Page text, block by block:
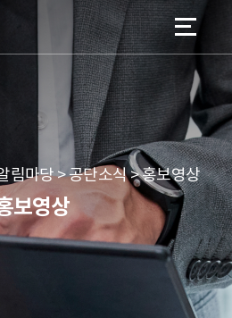
문 바로가기
뉴 바로가기
림마당 > 공단소식 > 홍보영상
보영상